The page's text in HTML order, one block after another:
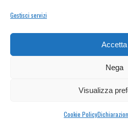
Gestisci servizi
Accetta
Nega
Visualizza
Cookie Policy
PRIVACY POLICY